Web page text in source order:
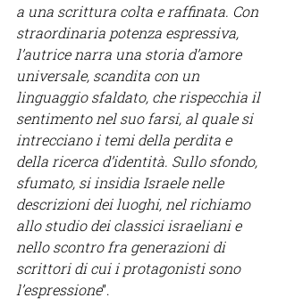
a una scrittura colta e raffinata. Con
straordinaria potenza espressiva,
l’autrice narra una storia d’amore
universale, scandita con un
linguaggio sfaldato, che rispecchia il
sentimento nel suo farsi, al quale si
intrecciano i temi della perdita e
della ricerca d’identità. Sullo sfondo,
sfumato, si insidia Israele nelle
descrizioni dei luoghi, nel richiamo
allo studio dei classici israeliani e
nello scontro fra generazioni di
scrittori di cui i protagonisti sono
l’espressione”.